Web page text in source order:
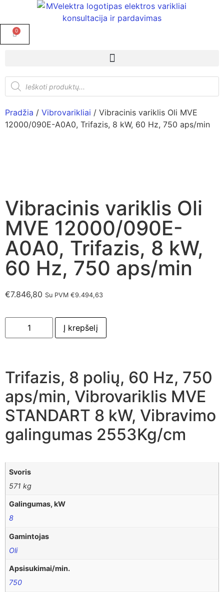
0
Pradžia / Vibrovarikliai / Vibracinis variklis Oli MVE
12000/090E-A0A0, Trifazis, 8 kW, 60 Hz, 750 aps/min
Vibracinis variklis Oli
MVE 12000/090E-
A0A0, Trifazis, 8 kW,
60 Hz, 750 aps/min
€7.846,80 Su PVM €9.494,63
Į krepšelį
Trifazis, 8 polių, 60 Hz, 750
aps/min, Vibrovariklis MVE
STANDART 8 kW, Vibravimo
galingumas 2553Kg/cm
Svoris
571 kg
Galingumas, kW
8
Gamintojas
Oli
Apsisukimai/min.
750